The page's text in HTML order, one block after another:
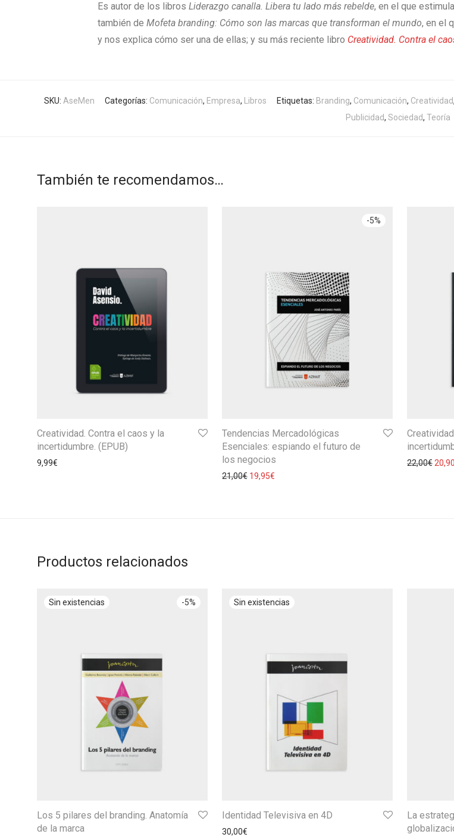
Es autor de los libros Liderazgo canalla. Libera tu lado más rebelde, en el que
también de Mofeta branding: Cómo son las marcas que transforman el mundo, en el
y nos explica cómo ser una de ellas; y su más reciente libro Creatividad. Contra el
SKU: AseMen Categorías: Comunicación, Empresa, Libros Etiquetas: Branding, Comunicación, Creatividad,
Publicidad, Sociedad, Teoría
También te recomendamos…
Creatividad. Contra el caos y la
incertidumbre. (EPUB)
9,99€
-5%
Tendencias Mercadológicas
Esenciales: espiando el futuro de
los negocios
21,00€ 19,95€
22,00€ 20,90
Productos relacionados
-5%
Los 5 pilares del branding. Anatomía
de la marca
Identidad Televisiva en 4D
30,00€
La